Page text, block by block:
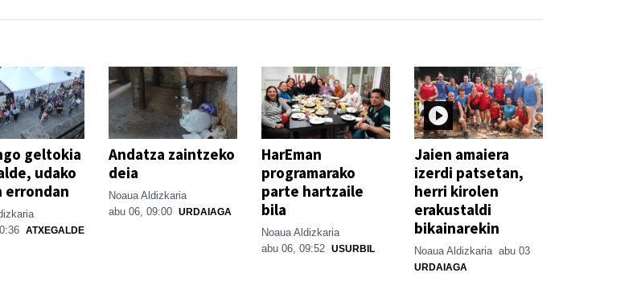
geltokia
udako
errondan
ATXEGALDE
Andatza zaintzeko
deia
Noaua Aldizkaria
abu 06, 09:00 URDAIAGA
HarEman
programarako
parte hartzaile
bila
Noaua Aldizkaria
abu 06, 09:52 USURBIL
Jaien amaiera
izerdi patsetan,
herri kirolen
erakustaldi
bikainarekin
Noaua Aldizkaria abu 03
URDAIAGA